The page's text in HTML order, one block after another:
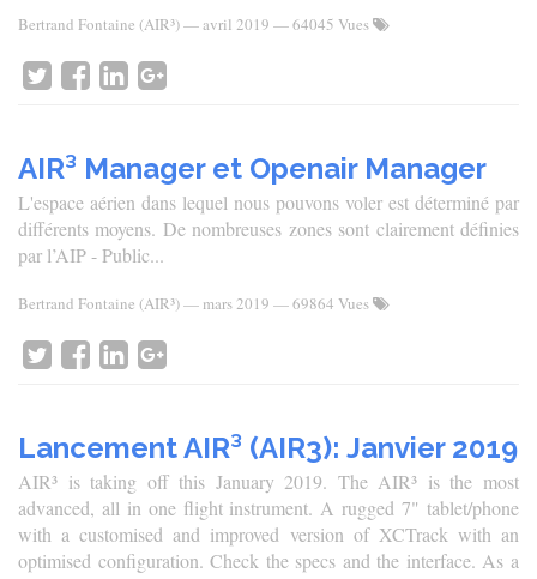
Bertrand Fontaine (AIR³)—avril 2019 — 64045 Vues
AIR³ Manager et Openair Manager
L'espace aérien dans lequel nous pouvons voler est déterminé par
différents moyens. De nombreuses zones sont clairement définies
par l’AIP - Public...
Bertrand Fontaine (AIR³)— mars 2019 — 69864 Vues
Lancement AIR³ (AIR3): Janvier 2019
AIR³ is taking off this January 2019. The AIR³ is the most
advanced, all in one flight instrument. A rugged 7" tablet/phone
with a customised and improved version of XCTrack with an
optimised configuration. Check the specs and the interface. As a